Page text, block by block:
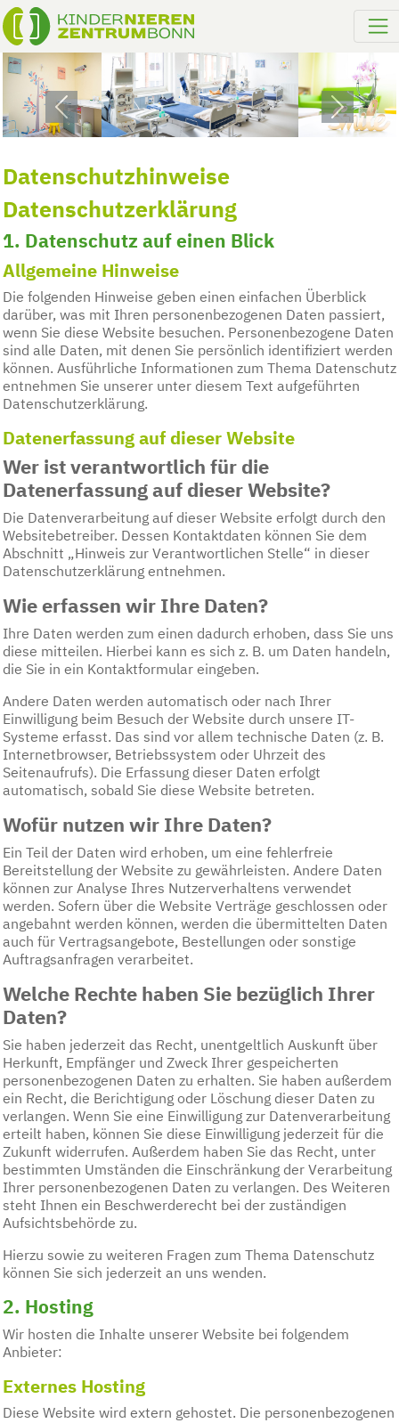
Previous Next
Datenschutz­hinweise
Datenschutz­erklärung
1. Datenschutz auf einen Blick
Allgemeine Hinweise
Die folgenden Hinweise geben einen einfachen Überblick
darüber, was mit Ihren personenbezogenen Daten passiert,
wenn Sie diese Website besuchen. Personenbezogene Daten
sind alle Daten, mit denen Sie persönlich identifiziert werden
können. Ausführliche Informationen zum Thema Datenschutz
entnehmen Sie unserer unter diesem Text aufgeführten
Datenschutzerklärung.
Datenerfassung auf dieser Website
Wer ist verantwortlich für die
Datenerfassung auf dieser Website?
Die Datenverarbeitung auf dieser Website erfolgt durch den
Websitebetreiber. Dessen Kontaktdaten können Sie dem
Abschnitt „Hinweis zur Verantwortlichen Stelle“ in dieser
Datenschutzerklärung entnehmen.
Wie erfassen wir Ihre Daten?
Ihre Daten werden zum einen dadurch erhoben, dass Sie uns
diese mitteilen. Hierbei kann es sich z. B. um Daten handeln,
die Sie in ein Kontaktformular eingeben.
Andere Daten werden automatisch oder nach Ihrer
Einwilligung beim Besuch der Website durch unsere IT-
Systeme erfasst. Das sind vor allem technische Daten (z. B.
Internetbrowser, Betriebssystem oder Uhrzeit des
Seitenaufrufs). Die Erfassung dieser Daten erfolgt
automatisch, sobald Sie diese Website betreten.
Wofür nutzen wir Ihre Daten?
Ein Teil der Daten wird erhoben, um eine fehlerfreie
Bereitstellung der Website zu gewährleisten. Andere Daten
können zur Analyse Ihres Nutzerverhaltens verwendet
werden. Sofern über die Website Verträge geschlossen oder
angebahnt werden können, werden die übermittelten Daten
auch für Vertragsangebote, Bestellungen oder sonstige
Auftragsanfragen verarbeitet.
Welche Rechte haben Sie bezüglich Ihrer
Daten?
Sie haben jederzeit das Recht, unentgeltlich Auskunft über
Herkunft, Empfänger und Zweck Ihrer gespeicherten
personenbezogenen Daten zu erhalten. Sie haben außerdem
ein Recht, die Berichtigung oder Löschung dieser Daten zu
verlangen. Wenn Sie eine Einwilligung zur Datenverarbeitung
erteilt haben, können Sie diese Einwilligung jederzeit für die
Zukunft widerrufen. Außerdem haben Sie das Recht, unter
bestimmten Umständen die Einschränkung der Verarbeitung
Ihrer personenbezogenen Daten zu verlangen. Des Weiteren
steht Ihnen ein Beschwerderecht bei der zuständigen
Aufsichtsbehörde zu.
Hierzu sowie zu weiteren Fragen zum Thema Datenschutz
können Sie sich jederzeit an uns wenden.
2. Hosting
Wir hosten die Inhalte unserer Website bei folgendem
Anbieter:
Externes Hosting
Diese Website wird extern gehostet. Die personenbezogenen